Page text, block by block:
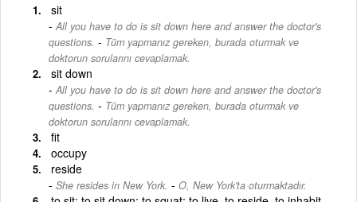
sit
All you have to do is sit down here and answer the doctor's
questions. - Tüm yapmanız gereken, burada oturmak ve
doktorun sorularını cevaplamak.
sit down
All you have to do is sit down here and answer the doctor's
questions. - Tüm yapmanız gereken, burada oturmak ve
doktorun sorularını cevaplamak.
fit
occupy
reside
She resides in New York. - O, New York'ta oturmaktadır.